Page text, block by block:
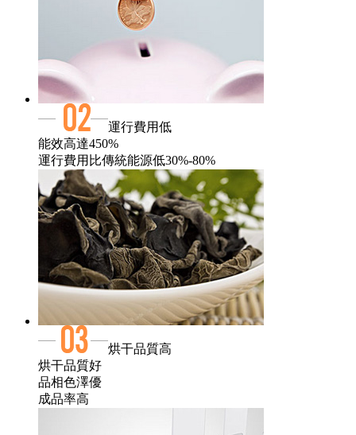
運行費用低
能效高達450%
運行費用比傳統能源低30%-80%
烘干品質高
烘干品質好
品相色澤優
成品率高